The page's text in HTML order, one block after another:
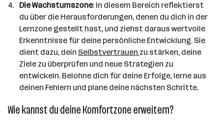
Die Wachstumszone: In diesem Bereich reflektierst
du über die Herausforderungen, denen du dich in der
Lernzone gestellt hast, und ziehst daraus wertvolle
Erkenntnisse für deine persönliche Entwicklung. Sie
dient dazu, dein Selbstvertrauen zu stärken, deine
Ziele zu überprüfen und neue Strategien zu
entwickeln. Belohne dich für deine Erfolge, lerne aus
deinen Fehlern und plane deine nächsten Schritte.
Wie kannst du deine Komfortzone erweitern?